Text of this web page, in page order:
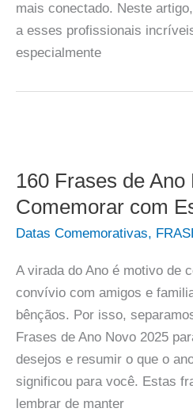
mais conectado. Neste
a esses profissionais
especialmente
160 Frases de
Comemorar com
Datas Comemorativas,
A virada do Ano é motivo de
convívio com amigos e
bênçãos. Por isso,
Frases de Ano Novo 2025
desejos e resumir o que o
significou para você. Estas
lembrar de manter